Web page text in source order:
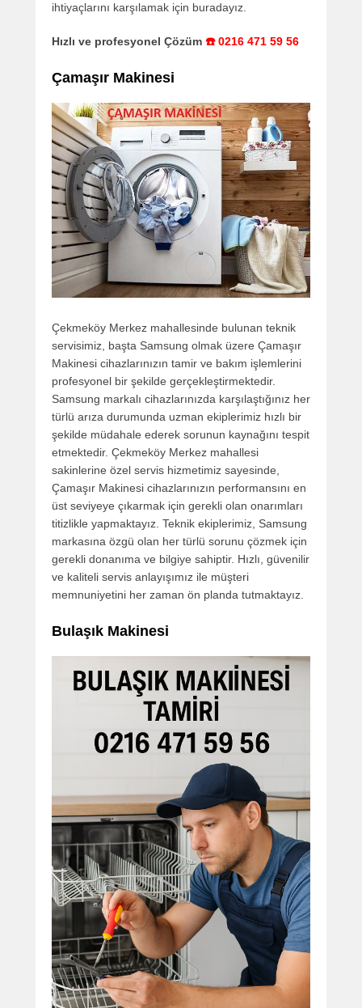
ihtiyaçlarını karşılamak için buradayız.
Hızlı ve profesyonel Çözüm ☎️ 0216 471 59 56
Çamaşır Makinesi
Çekmeköy Merkez mahallesinde bulunan teknik
servisimiz, başta Samsung olmak üzere Çamaşır
Makinesi cihazlarınızın tamir ve bakım işlemlerini
profesyonel bir şekilde gerçekleştirmektedir.
Samsung markalı cihazlarınızda karşılaştığınız her
türlü arıza durumunda uzman ekiplerimiz hızlı bir
şekilde müdahale ederek sorunun kaynağını tespit
etmektedir. Çekmeköy Merkez mahallesi
sakinlerine özel servis hizmetimiz sayesinde,
Çamaşır Makinesi cihazlarınızın performansını en
üst seviyeye çıkarmak için gerekli olan onarımları
titizlikle yapmaktayız. Teknik ekiplerimiz, Samsung
markasına özgü olan her türlü sorunu çözmek için
gerekli donanıma ve bilgiye sahiptir. Hızlı, güvenilir
ve kaliteli servis anlayışımız ile müşteri
memnuniyetini her zaman ön planda tutmaktayız.
Bulaşık Makinesi